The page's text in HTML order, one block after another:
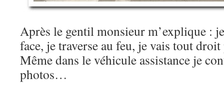
Après le gentil monsieur m’explique :
face, je traverse au feu, je vais tout
Même dans le véhicule assistance je
photos…